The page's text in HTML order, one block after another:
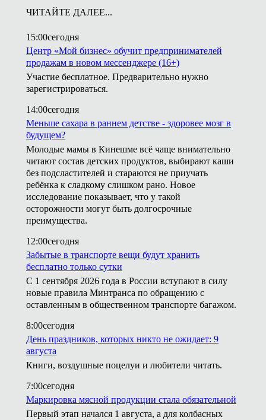
ЧИТАЙТЕ ДАЛЕЕ...
15:00сегодня
Центр «Мой бизнес» обучит предпринимателей
продажам в новом мессенджере (16+)
Участие бесплатное. Предварительно нужно
зарегистрироваться.
14:00сегодня
Меньше сахара в раннем детстве - здоровее мозг в
будущем?
Молодые мамы в Кинешме всё чаще внимательно
читают состав детских продуктов, выбирают каши
без подсластителей и стараются не приучать
ребёнка к сладкому слишком рано. Новое
исследование показывает, что у такой
осторожности могут быть долгосрочные
преимущества.
12:00сегодня
Забытые в транспорте вещи будут хранить
бесплатно только сутки
С 1 сентября 2026 года в России вступают в силу
новые правила Минтранса по обращению с
оставленным в общественном транспорте багажом.
8:00сегодня
День праздников, которых никто не ожидает: 9
августа
Книги, воздушные поцелуи и любители читать.
7:00сегодня
Маркировка мясной продукции стала обязательной
Первый этап начался 1 августа, а для колбасных